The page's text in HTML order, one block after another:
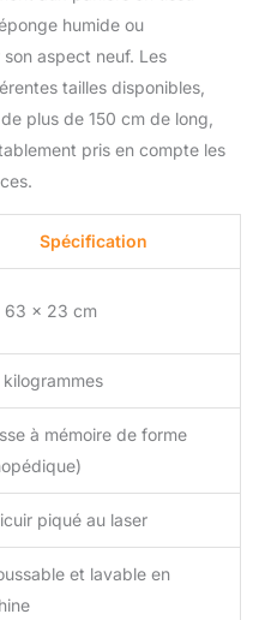
humide ou
aspect neuf. Les
tailles disponibles,
plus de 150 cm de long,
pris en compte les
Spécification
63 x 23 cm
kilogrammes
à mémoire de forme
piqué au laser
et lavable en